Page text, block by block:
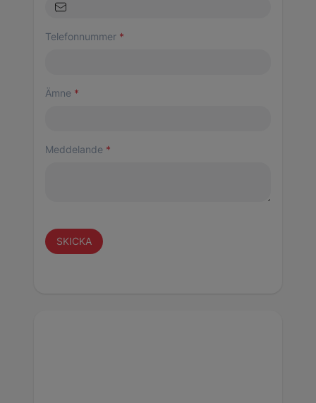
Telefonnummer *
Ämne *
Meddelande *
SKICKA